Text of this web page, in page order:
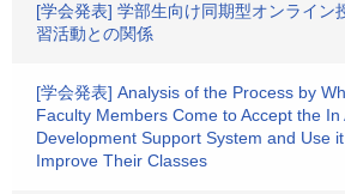
[学会発表] 学部生向け同期型オンライン
習活動との関係
[学会発表] Analysis of the Process by
Faculty Members Come to Accept the
Development Support System and Use
Improve Their Classes